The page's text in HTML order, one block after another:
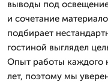
выводы под
и сочетание
подбирает
гостиной выглядел
Опыт работы каждого
лет, поэтому мы